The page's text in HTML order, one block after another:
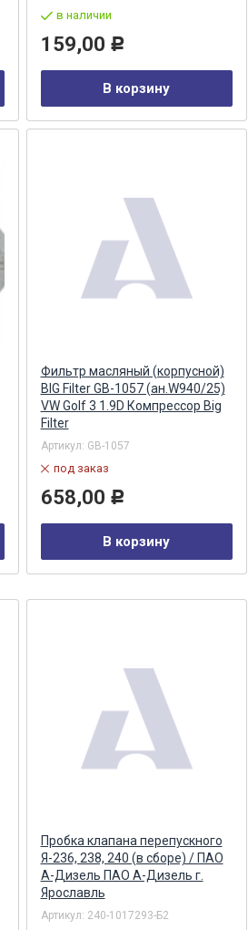
в наличии
159,00 Р
В корзину
Фильтр масляный (корпусной)
BIG Filter GB-1057 (ан.W940/25)
VW Golf 3 1.9D Компрессор Big
Filter
Артикул: GB-1057
под заказ
658,00 Р
В корзину
Пробка клапана перепускного
Я-236, 238, 240 (в сборе) / ПАО
А-Дизель ПАО А-Дизель г.
Ярославль
Артикул: 240-1017293-Б2